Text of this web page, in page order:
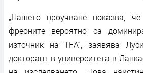
„Нашето проучване показва,
фреоните вероятно са
източник на TFA“, заявява
докторант в университета в